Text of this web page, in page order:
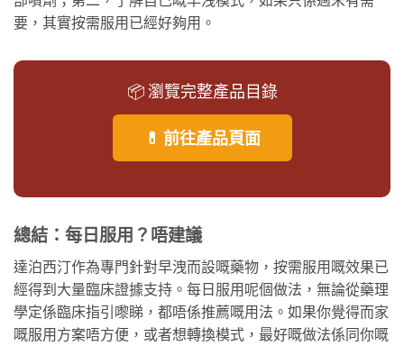
要，其實按需服用已經好夠用。
📦 瀏覽完整產品目錄
💊 前往產品頁面
總結：每日服用？唔建議
達泊西汀作為專門針對早洩而設嘅藥物，按需服用嘅效果已
經得到大量臨床證據支持。每日服用呢個做法，無論從藥理
學定係臨床指引嚟睇，都唔係推薦嘅用法。如果你覺得而家
嘅服用方案唔方便，或者想轉換模式，最好嘅做法係同你嘅